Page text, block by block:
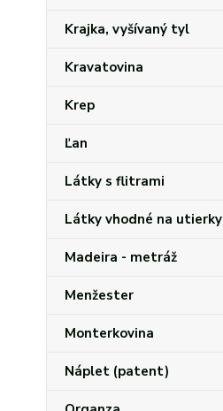
Krajka, vyšívaný tyl
Kravatovina
Krep
Ľan
Látky s flitrami
Látky vhodné na utierky
Madeira - metráž
Menžester
Monterkovina
Náplet (patent)